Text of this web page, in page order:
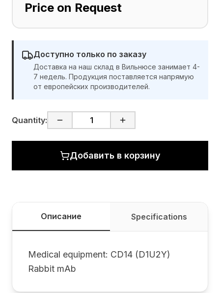
Price on Request
Доступно только по заказу
Доставка на наш склад в Вильнюсе занимает 4-
7 недель. Продукция поставляется напрямую
от европейских производителей.
Quantity:
Добавить в корзину
Описание Specifications
Medical equipment: CD14 (D1U2Y)
Rabbit mAb